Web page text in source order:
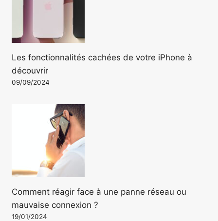
Les fonctionnalités cachées de votre iPhone à
découvrir
09/09/2024
Comment réagir face à une panne réseau ou
mauvaise connexion ?
19/01/2024